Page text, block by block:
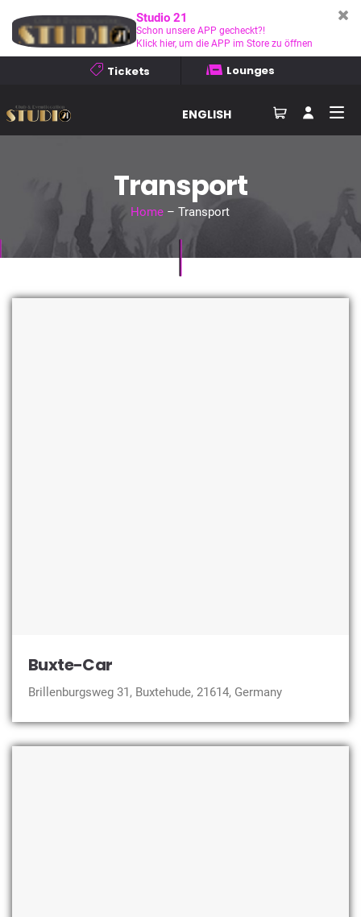
Tickets Lounges
ENGLISH
Transport
Home – Transport
Buxte-Car
Brillenburgsweg 31, Buxtehude, 21614, Germany
Studio 21
Schon unsere APP gecheckt?!
Klick hier, um die APP im Store zu öffnen